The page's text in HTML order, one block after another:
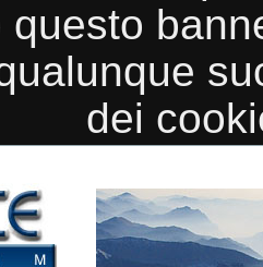
questo
dei